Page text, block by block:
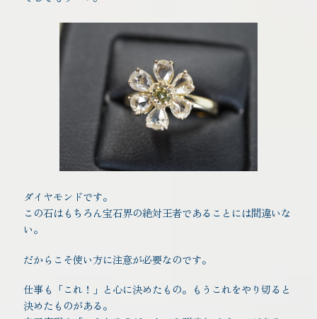
ダイヤモンドです。
この石はもちろん宝石界の絶対王者であることには間違いな
い。
だからこそ使い方に注意が必要なのです。
仕事も「これ！」と心に決めたもの。もうこれをやり切ると
決めたものがある。